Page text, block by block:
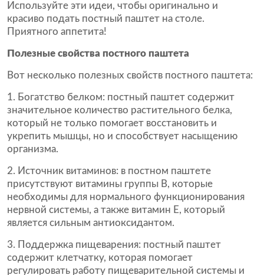
Используйте эти идеи, чтобы оригинально и
красиво подать постный паштет на столе.
Приятного аппетита!
Полезные свойства постного паштета
Вот несколько полезных свойств постного паштета:
Богатство белком: постный паштет содержит
значительное количество растительного белка,
который не только помогает восстановить и
укрепить мышцы, но и способствует насыщению
организма.
Источник витаминов: в постном паштете
присутствуют витамины группы В, которые
необходимы для нормального функционирования
нервной системы, а также витамин Е, который
является сильным антиоксидантом.
Поддержка пищеварения: постный паштет
содержит клетчатку, которая помогает
регулировать работу пищеварительной системы и